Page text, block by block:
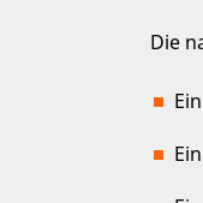
Die